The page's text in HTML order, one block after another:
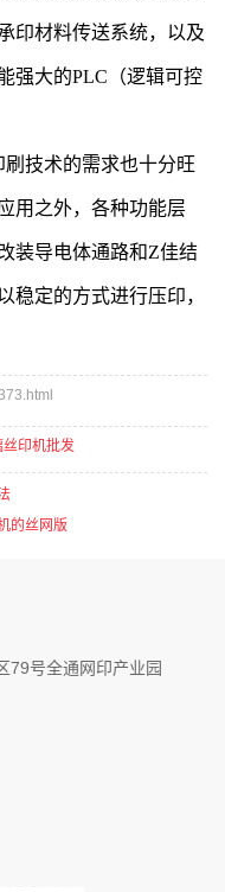
印材料传送系统，以及
强大的PLC（逻辑可控
技术的需求也十分旺
用之外，各种功能层
装导电体通路和Z佳结
稳定的方式进行压印，
丝印机批发
的丝网版
79号全通网印产业园